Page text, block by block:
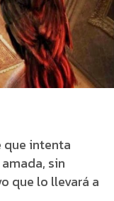
intenta
sin
que lo llevará a